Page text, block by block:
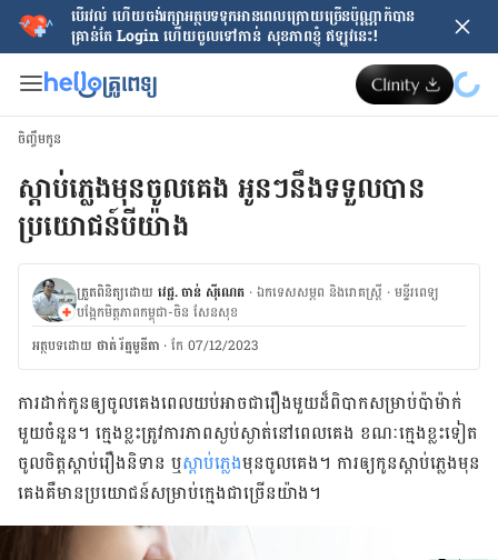
បើរវល់ ហើយចង់​រក្សាអត្ថបទទុកអានពេលក្រោយ​ច្រើនប៉ុណ្ណាក៏បាន
គ្រាន់តែ​ Login ហើយចូលទៅកាន់ សុខភាពខ្ញុំ ឥឡូវនេះ!
ចិញ្ចឹមកូន
​ស្តាប់ភ្លេងមុនចូលគេង អូនៗនឹងទទួលបាន
ប្រយោជន៍បីយ៉ាង
ត្រួតពិនិត្យដោយ វេជ្ជ. ចាន់ ស៊ីណេត ·ឯកទេសសម្ភព និងរោគស្ត្រី ·ម​ន្ទីរពេទ្យ
បង្អែកមិត្តភាពកម្ពុជា-ចិន សែនសុខ
អត្ថបទ​ដោយ ថាត់ រ័ត្នមូនីតា · កែ 07/12/2023
ការ​ដាក់​កូន​ឲ្យ​ចូល​គេង​ពេល​យប់​អាច​ជា​រឿង​មួយ​ដ៏​ពិបាក​សម្រាប់​ប៉ាម៉ាក់​
មួយ​ចំនួន។ ក្មេង​ខ្លះ​ត្រូវការ​ភាព​ស្ងប់ស្ងាត់​នៅ​ពេល​គេង ខណៈ​ក្មេង​ខ្លះ​ទៀត​
ចូលចិត្ត​ស្ដាប់​រឿង​និទាន ឬ​ស្តាប់​ភ្លេងមុន​ចូល​គេង​។ ការ​ឲ្យ​កូន​ស្តាប់​ភ្លេងមុន
គេង​គឺ​មាន​ប្រយោជន៍​សម្រាប់​ក្មេងជា​ច្រើនយ៉ាង​។